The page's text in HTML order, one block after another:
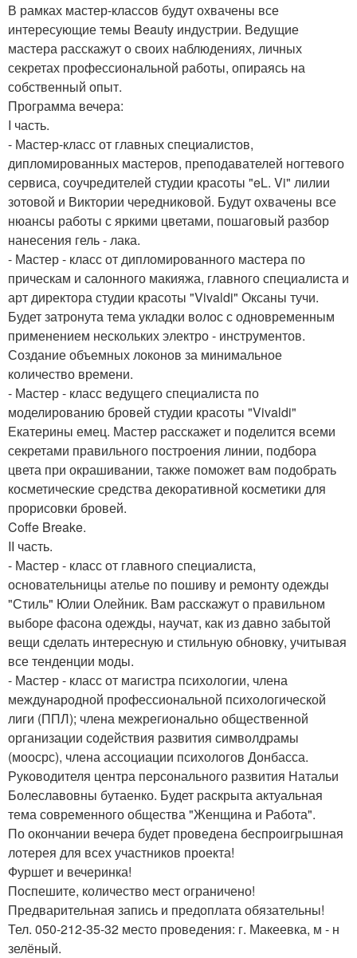
В рамках мастер-классов будут охвачены все
интересующие темы Beauty индустрии. Ведущие
мастера расскажут о своих наблюдениях, личных
секретах профессиональной работы, опираясь на
собственный опыт.
Программа вечера:
I часть.
- Мастер-класс от главных специалистов,
дипломированных мастеров, преподавателей ногтевого
сервиса, соучредителей студии красоты "eL. Vi" лилии
зотовой и Виктории чередниковой. Будут охвачены все
нюансы работы с яркими цветами, пошаговый разбор
нанесения гель - лака.
- Мастер - класс от дипломированного мастера по
прическам и салонного макияжа, главного специалиста и
арт директора студии красоты "Vivaldi" Оксаны тучи.
Будет затронута тема укладки волос с одновременным
применением нескольких электро - инструментов.
Создание объемных локонов за минимальное
количество времени.
- Мастер - класс ведущего специалиста по
моделированию бровей студии красоты "Vivaldi"
Екатерины емец. Мастер расскажет и поделится всеми
секретами правильного построения линии, подбора
цвета при окрашивании, также поможет вам подобрать
косметические средства декоративной косметики для
прорисовки бровей.
Coffe Breake.
II часть.
- Мастер - класс от главного специалиста,
основательницы ателье по пошиву и ремонту одежды
"Стиль" Юлии Олейник. Вам расскажут о правильном
выборе фасона одежды, научат, как из давно забытой
вещи сделать интересную и стильную обновку, учитывая
все тенденции моды.
- Мастер - класс от магистра психологии, члена
международной профессиональной психологической
лиги (ППЛ); члена межрегионально общественной
организации содействия развития символдрамы
(моосрс), члена ассоциации психологов Донбасса.
Руководителя центра персонального развития Натальи
Болеславовны бутаенко. Будет раскрыта актуальная
тема современного общества "Женщина и Работа".
По окончании вечера будет проведена беспроигрышная
лотерея для всех участников проекта!
Фуршет и вечеринка!
Поспешите, количество мест ограничено!
Предварительная запись и предоплата обязательны!
Тел. 050-212-35-32 место проведения: г. Макеевка, м - н
зелёный.